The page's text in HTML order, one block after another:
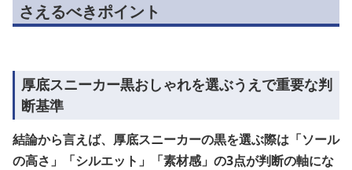
さえるべきポイント
厚底スニーカー黒おしゃれを選ぶうえで重要な判
断基準
結論から言えば、厚底スニーカーの黒を選ぶ際は「ソール
の高さ」「シルエット」「素材感」の3点が判断の軸にな